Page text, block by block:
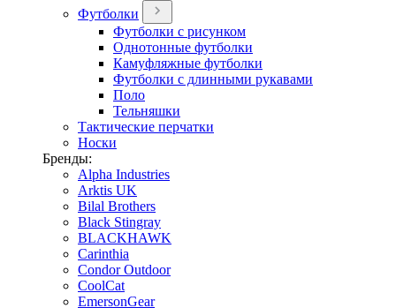
Футболки
Футболки с рисунком
Однотонные футболки
Камуфляжные футболки
Футболки с длинными рукавами
Поло
Тельняшки
Тактические перчатки
Носки
Бренды:
Alpha Industries
Arktis UK
Bilal Brothers
Black Stingray
BLACKHAWK
Carinthia
Condor Outdoor
CoolCat
EmersonGear